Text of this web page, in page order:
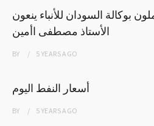
بوكالة السودان للأنباء ينعون
الأستاذ مصطفى اأمين
BY 5 YEARSAGO
أسعار النفط اليوم
BY 5 YEARSAGO